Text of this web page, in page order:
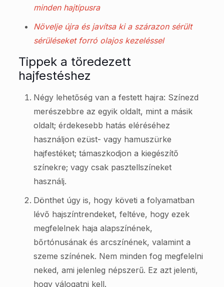
minden hajtípusra
Növelje újra és javítsa ki a szárazon sérült
sérüléseket forró olajos kezeléssel
Tippek a töredezett
hajfestéshez
Négy lehetőség van a festett hajra: Színezd
merészebbre az egyik oldalt, mint a másik
oldalt; érdekesebb hatás eléréséhez
használjon ezüst- vagy hamuszürke
hajfestéket; támaszkodjon a kiegészítő
színekre; vagy csak pasztellszíneket
használj.
Dönthet úgy is, hogy követi a folyamatban
lévő hajszíntrendeket, feltéve, hogy ezek
megfelelnek haja alapszínének,
bőrtónusának és arcszínének, valamint a
szeme színének. Nem minden fog megfelelni
neked, ami jelenleg népszerű. Ez azt jelenti,
hogy válogatni kell.